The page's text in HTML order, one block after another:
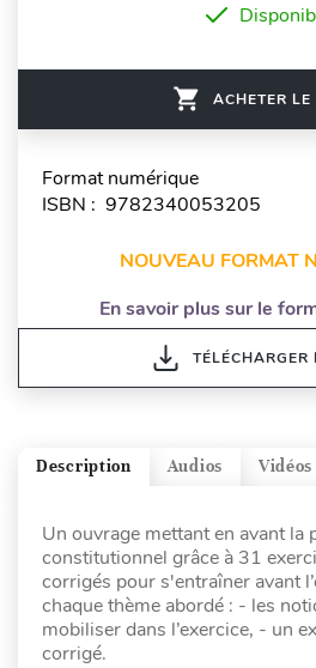
ACHETER LE
Format numérique
ISBN : 9782340053205
NOUVEAU FORMAT
En savoir plus sur le
TÉLÉCHARGER
Vidéos
Audios
Description
Un ouvrage mettant en avant la
constitutionnel grâce à 31
corrigés pour s'entraîner avant
chaque thème abordé : - les
mobiliser dans l’exercice, - un
corrigé.